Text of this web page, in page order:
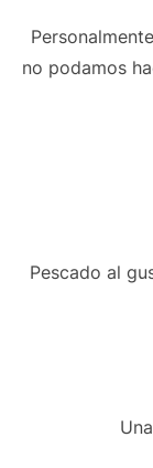
no podamos
Pescado al